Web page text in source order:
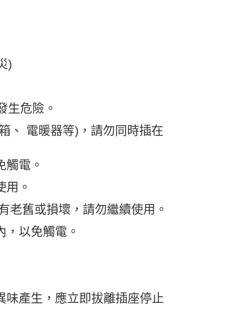
)
生危險。
、 電暖器等)，請勿同時插在
電。
用。
老舊或損壞，請勿繼續使用。
以免觸電。
產生，應立即拔離插座停止